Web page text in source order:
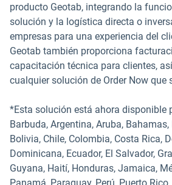
producto Geotab, integrando la
solución y la logística directa o
empresas para una experiencia del
Geotab también proporciona
capacitación técnica para clientes,
cualquier solución de Order Now que
*Esta solución está ahora disponible
Barbuda, Argentina, Aruba,
Bolivia, Chile, Colombia, Costa Rica,
Dominicana, Ecuador, El Salvador,
Guyana, Haití, Honduras, Jamaica,